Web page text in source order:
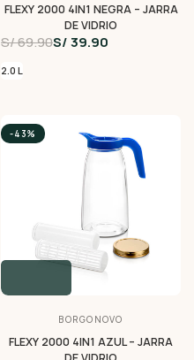
FLEXY 2000 4IN1 NEGRA – JARRA
DE VIDRIO
S/ 69.90S/ 39.90
2.0 L
-43%
BORGONOVO
FLEXY 2000 4IN1 AZUL – JARRA